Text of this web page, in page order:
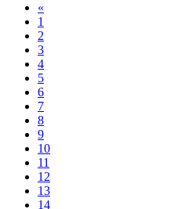
«
1
2
3
4
5
6
7
8
9
10
11
12
13
14